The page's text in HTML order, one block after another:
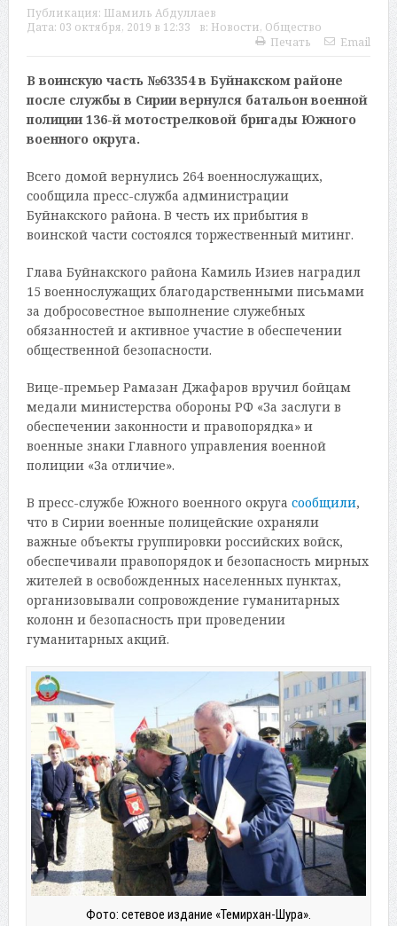
Публикация: Шамиль Абдуллаев
Дата: 03 октября, 2019 в 12:33 в: Новости, Общество
Печать
Email
В воинскую часть №63354 в Буйнакском районе
после службы в Сирии вернулся батальон военной
полиции 136-й мотострелковой бригады Южного
военного округа.
Всего домой вернулись 264 военнослужащих,
сообщила пресс-служба администрации
Буйнакского района. В честь их прибытия в
воинской части состоялся торжественный митинг.
Глава Буйнакского района Камиль Изиев наградил
15 военнослужащих благодарственными письмами
за добросовестное выполнение служебных
обязанностей и активное участие в обеспечении
общественной безопасности.
Вице-премьер Рамазан Джафаров вручил бойцам
медали министерства обороны РФ «За заслуги в
обеспечении законности и правопорядка» и
военные знаки Главного управления военной
полиции «За отличие».
В пресс-службе Южного военного округа сообщили,
что в Сирии военные полицейские охраняли
важные объекты группировки российских войск,
обеспечивали правопорядок и безопасность мирных
жителей в освобожденных населенных пунктах,
организовывали сопровождение гуманитарных
колонн и безопасность при проведении
гуманитарных акций.
Фото: сетевое издание «Темирхан-Шура».